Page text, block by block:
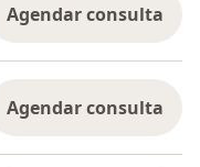
Agendar consulta
Agendar consulta